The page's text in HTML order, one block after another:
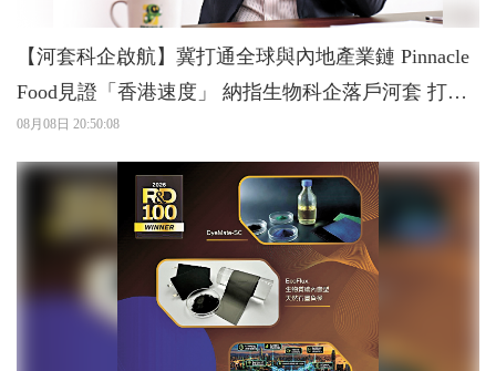
【河套科企啟航】冀打通全球與內地產業鏈 Pinnacle
Food見證「香港速度」 納指生物科企落戶河套 打造
灣區「細胞工廠」
08月08日 20:50:08